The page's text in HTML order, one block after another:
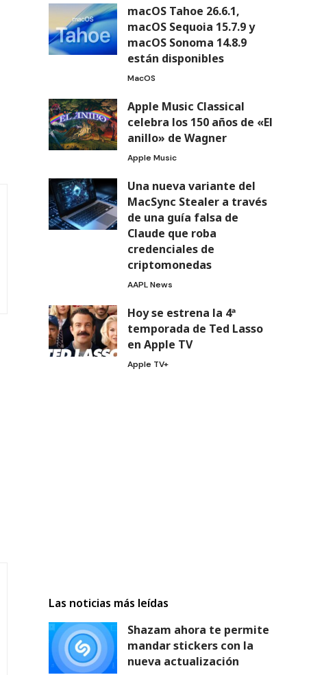
macOS Tahoe 26.6.1,
macOS Sequoia 15.7.9 y
macOS Sonoma 14.8.9
están disponibles
MacOS
Apple Music Classical
celebra los 150 años de «El
anillo» de Wagner
Apple Music
Una nueva variante del
MacSync Stealer a través
de una guía falsa de
Claude que roba
credenciales de
criptomonedas
AAPL News
Hoy se estrena la 4ª
temporada de Ted Lasso
en Apple TV
Apple TV+
Las noticias más leídas
Shazam ahora te permite
mandar stickers con la
nueva actualización